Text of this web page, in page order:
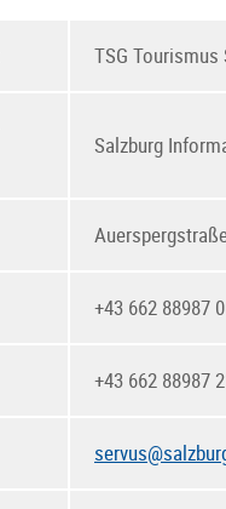
TSG Tourismus
Salzburg
+43 662 88987 0
+43 662 88987